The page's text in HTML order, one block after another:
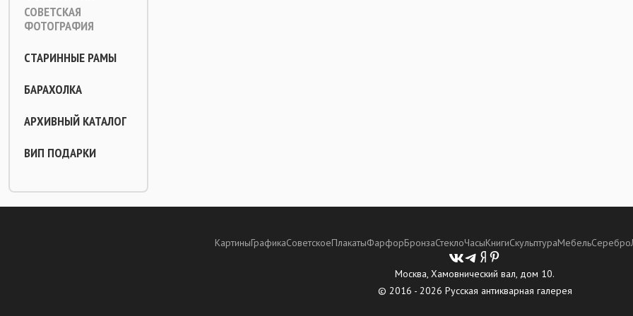
СОВЕТСКАЯ
ФОТОГРАФИЯ
СТАРИННЫЕ РАМЫ
БАРАХОЛКА
АРХИВНЫЙ КАТАЛОГ
ВИП ПОДАРКИ
КартиныГрафикаСоветскоеПлакатыФарфорБронзаСтеклоЧасыКнигиСкульптураМебельСеребро
Москва, Хамовнический вал, дом 10.
© 2016 - 2026 Русская антикварная галерея